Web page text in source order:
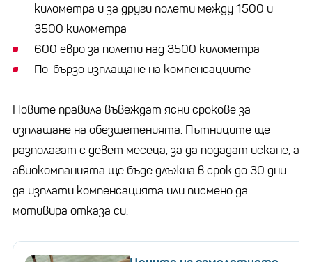
километра и за други полети между 1500 и
3500 километра
600 евро за полети над 3500 километра
По-бързо изплащане на компенсациите
Новите правила въвеждат ясни срокове за
изплащане на обезщетенията. Пътниците ще
разполагат с девет месеца, за да подадат искане, а
авиокомпанията ще бъде длъжна в срок до 30 дни
да изплати компенсацията или писмено да
мотивира отказа си.